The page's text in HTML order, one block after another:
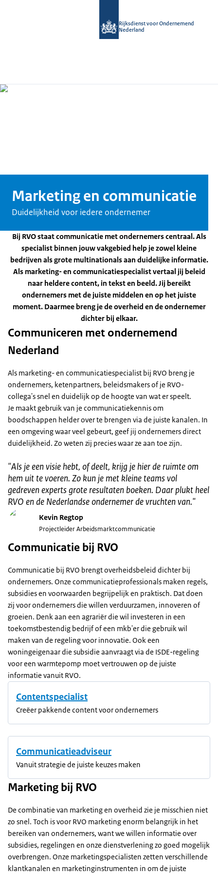
Rijksdienst voor Ondernemend
Nederland
Marketing en communicatie
Duidelijkheid voor iedere ondernemer
Bij RVO staat communicatie met ondernemers centraal. Als
specialist binnen jouw vakgebied help je zowel kleine
bedrijven als grote multinationals aan duidelijke informatie.
Als marketing- en communicatiespecialist vertaal jij beleid
naar heldere content, in tekst en beeld. Jij bereikt
ondernemers met de juiste middelen en op het juiste
moment. Daarmee breng je de overheid en de ondernemer
dichter bij elkaar.
Communiceren met ondernemend
Nederland
Als marketing- en communicatiespecialist bij RVO breng je
ondernemers, ketenpartners, beleidsmakers of je RVO-
collega's snel en duidelijk op de hoogte van wat er speelt.
Je maakt gebruik van je communicatiekennis om
boodschappen helder over te brengen via de juiste kanalen. In
een omgeving waar veel gebeurt, geef jij ondernemers direct
duidelijkheid. Zo weten zij precies waar ze aan toe zijn.
"Als je een visie hebt, of deelt, krijg je hier de ruimte om
hem uit te voeren. Zo kun je met kleine teams vol
gedreven experts grote resultaten boeken. Daar plukt heel
RVO en de Nederlandse ondernemer de vruchten van."
Kevin Regtop
Projectleider Arbeidsmarktcommunicatie
Communicatie bij RVO
Communicatie bij RVO brengt overheidsbeleid dichter bij
ondernemers. Onze communicatieprofessionals maken regels,
subsidies en voorwaarden begrijpelijk en praktisch. Dat doen
zij voor ondernemers die willen verduurzamen, innoveren of
groeien. Denk aan een agrariër die wil investeren in een
toekomstbestendig bedrijf of een mkb'er die gebruik wil
maken van de regeling voor innovatie. Ook een
woningeigenaar die subsidie aanvraagt via de ISDE-regeling
voor een warmtepomp moet vertrouwen op de juiste
informatie vanuit RVO.
Contentspecialist
Creëer pakkende content voor ondernemers
Communicatieadviseur
Vanuit strategie de juiste keuzes maken
Marketing bij RVO
De combinatie van marketing en overheid zie je misschien niet
zo snel. Toch is voor RVO marketing enorm belangrijk in het
bereiken van ondernemers, want we willen informatie over
subsidies, regelingen en onze dienstverlening zo goed mogelijk
overbrengen. Onze marketingspecialisten zetten verschillende
klantkanalen en marketinginstrumenten in om de juiste